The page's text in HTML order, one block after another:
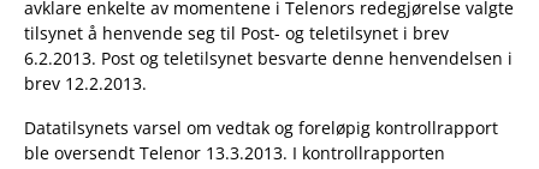
avklare enkelte av momentene i Telenors redegjørelse valgte
tilsynet å henvende seg til Post- og teletilsynet i brev
6.2.2013. Post­ og teletilsynet besvarte denne henvendelsen i
brev 12.2.2013.
Datatilsynets varsel om vedtak og foreløpig kontrollrapport
ble oversendt Telenor 13.3.2013. I kontrollrapporten